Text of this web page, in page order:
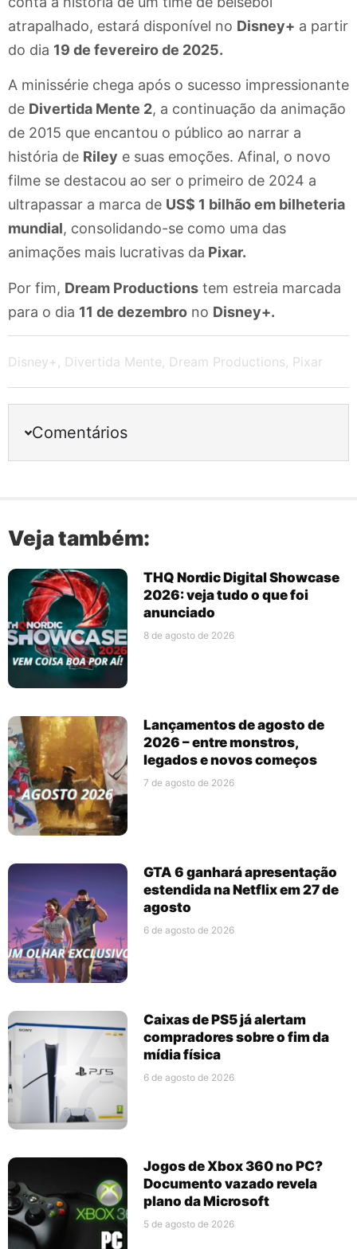
atrapalhado, estará disponível no Disney+ a partir
do dia 19 de fevereiro de 2025.
A minissérie chega após o sucesso impressionante
de Divertida Mente 2, a continuação da animação
de 2015 que encantou o público ao narrar a
história de Riley e suas emoções. Afinal, o novo
filme se destacou ao ser o primeiro de 2024 a
ultrapassar a marca de US$ 1 bilhão em bilheteria
mundial, consolidando-se como uma das
animações mais lucrativas da Pixar.
Por fim, Dream Productions tem estreia marcada
para o dia 11 de dezembro no Disney+.
Disney+ , Divertida Mente, Dream Productions, Pixar
Comentários
Veja também:
THQ Nordic Digital Showcase
2026: veja tudo o que foi
anunciado
8 de agosto de 2026
Lançamentos de agosto de
2026 – entre monstros,
legados e novos começos
7 de agosto de 2026
GTA 6 ganhará apresentação
estendida na Netflix em 27 de
agosto
6 de agosto de 2026
Caixas de PS5 já alertam
compradores sobre o fim da
mídia física
6 de agosto de 2026
Jogos de Xbox 360 no PC?
Documento vazado revela
plano da Microsoft
5 de agosto de 2026